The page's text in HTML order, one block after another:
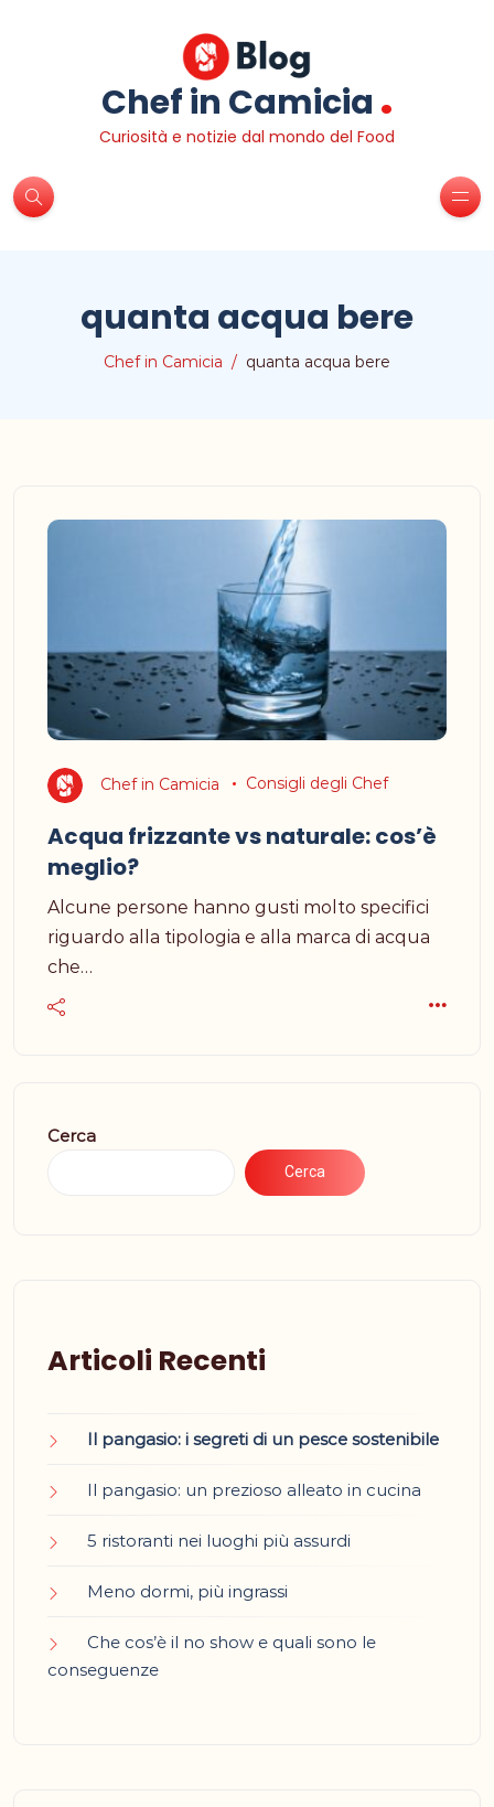
Chef in Camicia .
Curiosità e notizie dal mondo del Food
quanta acqua bere
Chef in Camicia quanta acqua bere
Chef in Camicia Consigli degli Chef
Acqua frizzante vs naturale: cos’è
meglio?
Alcune persone hanno gusti molto specifici
riguardo alla tipologia e alla marca di acqua
che…
Cerca
Cerca
Articoli Recenti
Il pangasio: i segreti di un pesce sostenibile
Il pangasio: un prezioso alleato in cucina
5 ristoranti nei luoghi più assurdi
Meno dormi, più ingrassi
Che cos’è il no show e quali sono le
conseguenze